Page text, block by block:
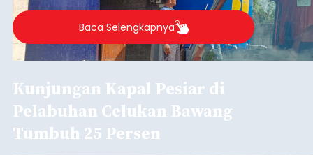
Buleleng.
Baca Selengkapnya
Kunjungan Kapal Pesiar di
Pelabuhan Celukan Bawang
Tumbuh 25 Persen